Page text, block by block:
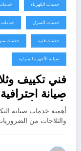
خدمات الكهرباء
خدمات المنزل خدمات
خدمات فنية خدمات
صيانة الأجهزة المنزلية
فني تكييف
صيانة
بأفضل أداء
أهمية خدمات صيانة
والثلاجات من